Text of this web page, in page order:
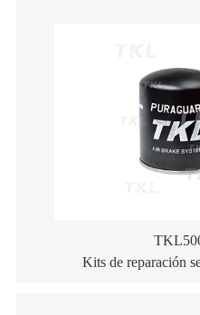
Kits de reparación